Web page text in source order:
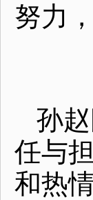
努力
孙
任与
和热